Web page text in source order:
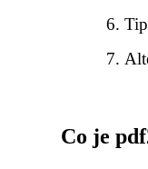
Co je